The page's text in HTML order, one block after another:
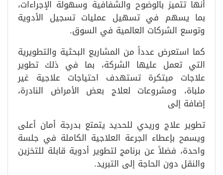
أنها تتميز بالوضوح والشفافية وسهولة الإجراءات،
بما يسهم في تسهيل عمليات تسجيل الأدوية
وتوسع الشركات العالمية في السوق.
كما استعرض عدداً من المشاريع البحثية والتطويرية
التي تعمل عليها الشركة، بما في ذلك تطوير
علاجات مبتكرة تستهدف احتياجات علاجية غير
ملباة، ومشروعات لعلاج بعض الأمراض النادرة،
إضافة إلى
تطوير علاج وريدي للحديد يتمتع بدرجة أمان أعلى
ويسمح بإعطاء الجرعة العلاجية الكاملة في جلسة
واحدة، فضلاً عن برنامج لتطوير أدوية قابلة للتخزين
والنقل دون الحاجة إلى التبريد.